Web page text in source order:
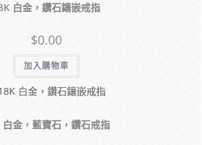
白金，鑽石鑲嵌戒指
$0.00
加入購物車
白金，藍寶石，鑽石戒指